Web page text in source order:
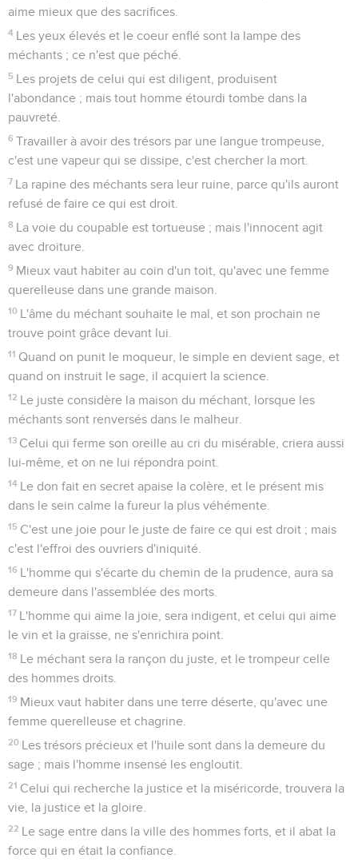
aime mieux que des sacrifices.
4 Les yeux élevés et le coeur enflé sont la lampe des
méchants ; ce n'est que péché.
5 Les projets de celui qui est diligent, produisent
l'abondance ; mais tout homme étourdi tombe dans la
pauvreté.
6 Travailler à avoir des trésors par une langue trompeuse,
c'est une vapeur qui se dissipe, c'est chercher la mort.
7 La rapine des méchants sera leur ruine, parce qu'ils auront
refusé de faire ce qui est droit.
8 La voie du coupable est tortueuse ; mais l'innocent agit
avec droiture.
9 Mieux vaut habiter au coin d'un toit, qu'avec une femme
querelleuse dans une grande maison.
10 L'âme du méchant souhaite le mal, et son prochain ne
trouve point grâce devant lui.
11 Quand on punit le moqueur, le simple en devient sage, et
quand on instruit le sage, il acquiert la science.
12 Le juste considère la maison du méchant, lorsque les
méchants sont renversés dans le malheur.
13 Celui qui ferme son oreille au cri du misérable, criera aussi
lui-même, et on ne lui répondra point.
14 Le don fait en secret apaise la colère, et le présent mis
dans le sein calme la fureur la plus véhémente.
15 C'est une joie pour le juste de faire ce qui est droit ; mais
c'est l'effroi des ouvriers d'iniquité.
16 L'homme qui s'écarte du chemin de la prudence, aura sa
demeure dans l'assemblée des morts.
17 L'homme qui aime la joie, sera indigent, et celui qui aime
le vin et la graisse, ne s'enrichira point.
18 Le méchant sera la rançon du juste, et le trompeur celle
des hommes droits.
19 Mieux vaut habiter dans une terre déserte, qu'avec une
femme querelleuse et chagrine.
20 Les trésors précieux et l'huile sont dans la demeure du
sage ; mais l'homme insensé les engloutit.
21 Celui qui recherche la justice et la miséricorde, trouvera la
vie, la justice et la gloire.
22 Le sage entre dans la ville des hommes forts, et il abat la
force qui en était la confiance.